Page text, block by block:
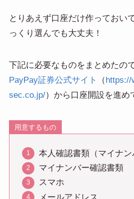
とりあえず口座だけ作っておい
っくり選んでも大丈夫！
下記に必要なものをまとめたの
PayPay証券公式サイト
（https://
sec.co.jp/）から口座開設を進め
用意するもの
本人確認書類（マイナン
マイナンバー確認書類
スマホ
メールアドレス